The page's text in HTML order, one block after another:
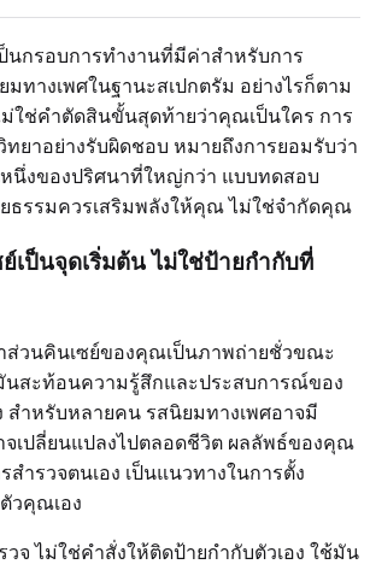
นกรอบการทำงานที่มีค่าสำหรับการ
มทางเพศในฐานะสเปกตรัม อย่างไรก็ตาม
ใช่คำตัดสินขั้นสุดท้ายว่าคุณเป็นใคร การ
ทยาอย่างรับผิดชอบ หมายถึงการยอมรับว่า
นึ่งของปริศนาที่ใหญ่กว่า แบบทดสอบ
ธรรมควรเสริมพลังให้คุณ ไม่ใช่จำกัดคุณ
เป็นจุดเริ่มต้น ไม่ใช่ป้ายกำกับที่
ส่วนคินเซย์ของคุณเป็นภาพถ่ายชั่วขณะ
นสะท้อนความรู้สึกและประสบการณ์ของ
สำหรับหลายคน รสนิยมทางเพศอาจมี
เปลี่ยนแปลงไปตลอดชีวิต ผลลัพธ์ของคุณ
สำรวจตนเอง เป็นแนวทางในการตั้ง
วคุณเอง
จ ไม่ใช่คำสั่งให้ติดป้ายกำกับตัวเอง ใช้มัน